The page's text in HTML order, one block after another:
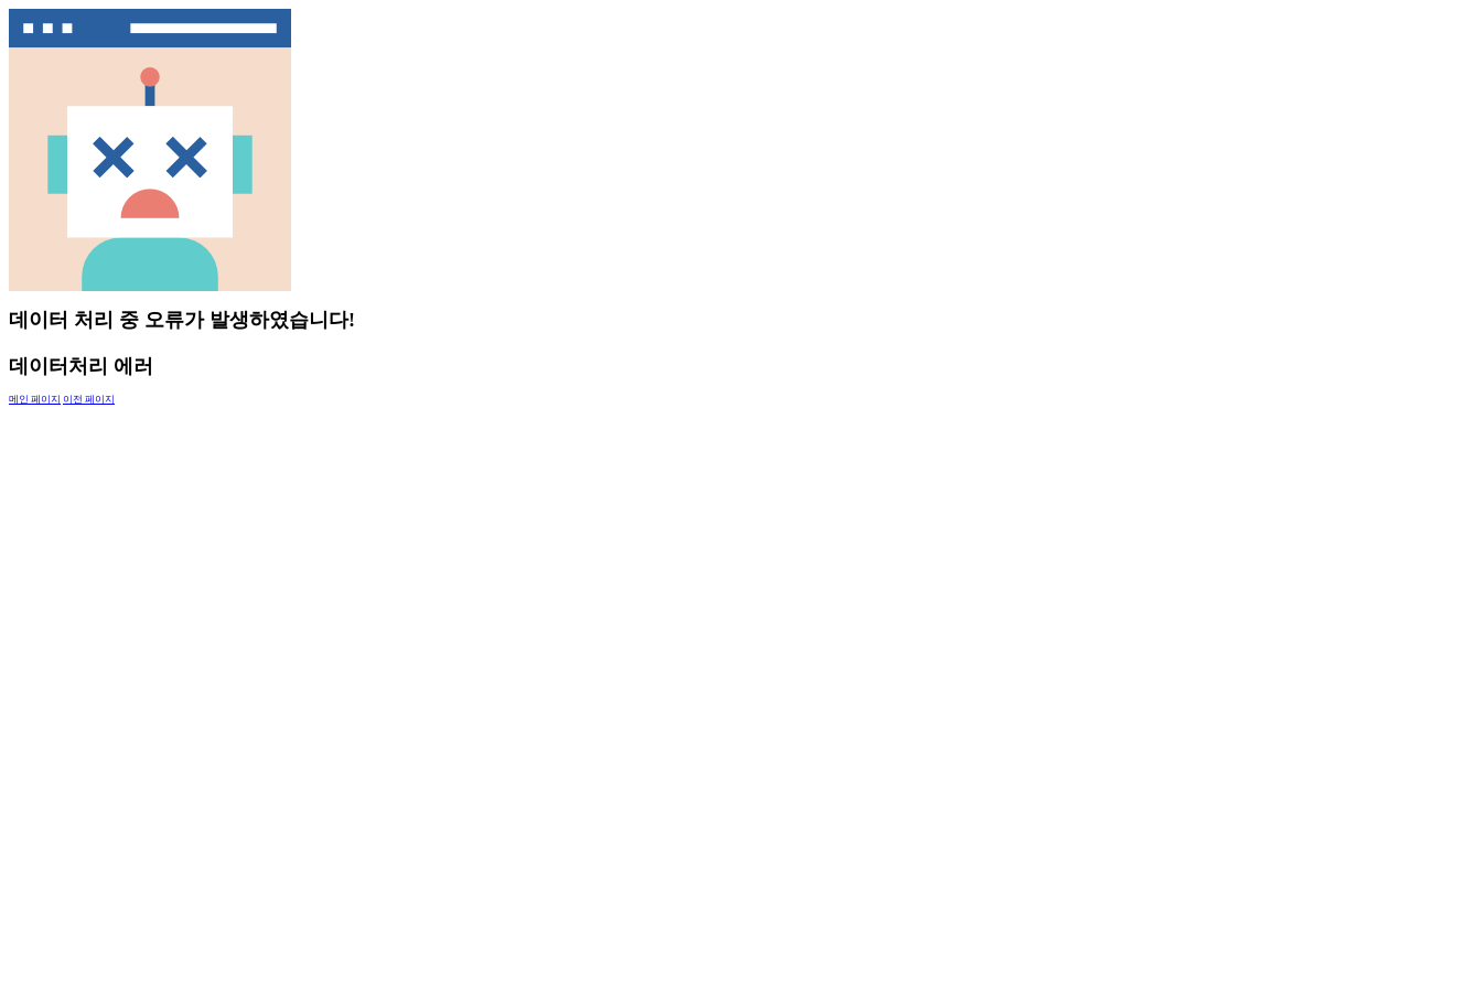
데이터 처리 중 오류가 발생하였습니다!
데이터처리 에러
메인 페이지 이전 페이지